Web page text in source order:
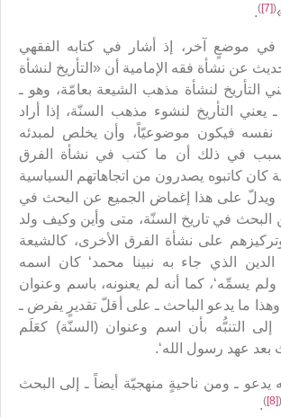
(
[7]
)
.
موضعٍ آخر، إذ أشار في كتابه الفقهي
عن نشأة فقه الإمامية أن «التأريخ لنشأة
التأريخ لنشأة مذهب الشيعة بعامّة، وهو ـ
التأريخ لنشوء مذهب السنّة، إذا أراد
نفسه فيكون موضوعيّاً، وأن يخلص لمبدئه
في ذلك أن ما كتب في نشأة الفرق
كان كاتبوه يصدرون من اتجاهاتهم السياسية
ويدلّ على هذا إغماض الجميع عن البحث في
البحث في تاريخ السنّة، متى وأين وكيف ولد
على نشأة الفرق الأخرى، كالشيعة
الدين الذي جاء به نبينا محمد‘ كان اسمه
ولم يسمِّه‘، كما أنه لم يعنونه، باسم وعنوان
وهذا ما يدعو الباحث ـ على أقلّ تقديرٍ يفرض ـ
إلى التنبُّه بأن اسم وعنوان (السنّة) كعَلَم
بعد عهد رسول الله‘.
يدعو ـ ومن ناحيةٍ منهجيّة أيضاً ـ إلى البحث
(
[8]
)
.